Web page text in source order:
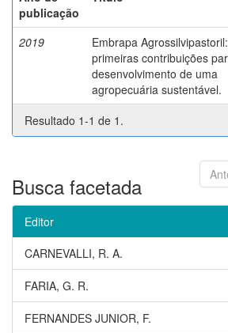
publicação
2019
Embrapa Agrossilvipastoril:
primeiras contribuições
desenvolvimento de uma
agropecuária sustentável.
Resultado 1-1 de 1.
Busca facetada
Editor
CARNEVALLI, R. A.
FARIA, G. R.
FERNANDES JUNIOR, F.